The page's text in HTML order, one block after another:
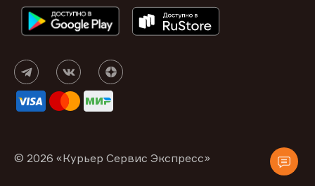
© 2026 «Курьер Сервис Экспресс»